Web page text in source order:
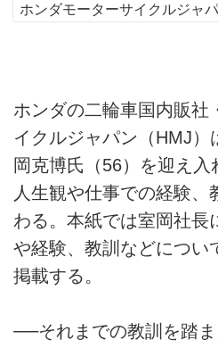
ホンダモーターサイクルジャ
ホンダの二輪車国内販社
イクルジャパン（HMJ）
岡克博氏（56）を迎え
人生観や仕事での経験、
わる。本紙では室岡社長
や経験、教訓などについ
掲載する。
──それまでの教訓を踏